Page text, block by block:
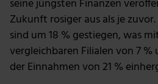
seine jüngsten Finanzen
Zukunft rosiger aus als je
sind um 18 % gestiegen, was
vergleichbaren Filialen von 7
der Einnahmen von 21 %